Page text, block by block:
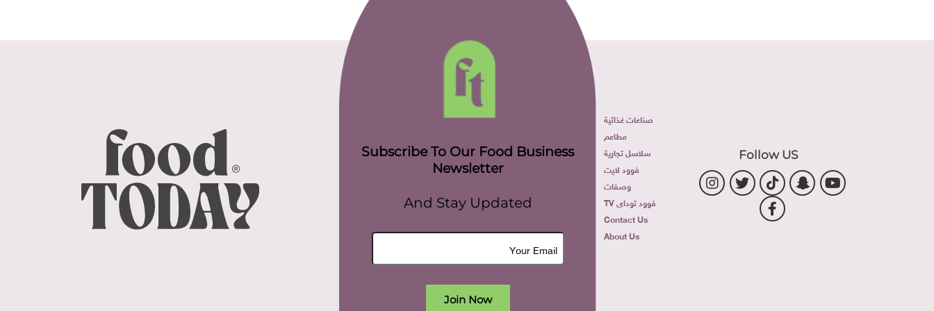
Follow US
صناعات غذائية
مطاعم
سلاسل تجارية
فوود لايت
وصفات
فوود توداى TV
Contact Us
About Us
Subscribe To Our Food Business
Newsletter
And Stay Updated
Join Now